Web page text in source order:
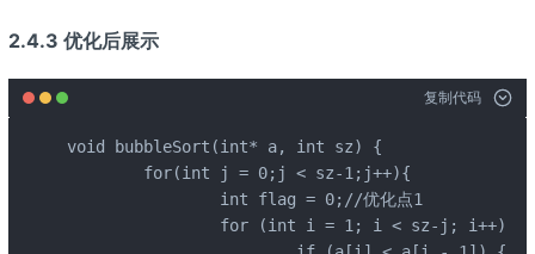
2.4.3 优化后展示
复制代码
void bubbleSort(int* a, int sz) {